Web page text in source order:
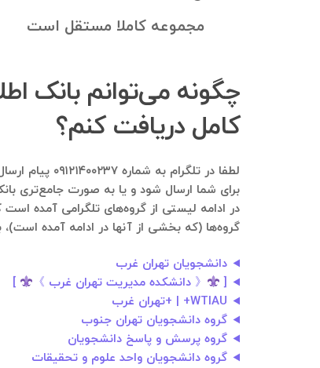
مجموعه کاملا مستقل است
چگونه می‌توانم بانک
کامل دریافت کنم؟
لطفا در
برای شما ارسال شود و یا به صورت جامع‌تری
در ادامه لیستی از گروه‌های تلگرامی آمده
گروه‌ها (که بخشی از آنها در ادامه آمده است)،
دانشجویان تهران غرب
[
《 دانشکده مدیریت تهران غرب 》
]
WTIAU+ | +تهران غرب
گروه دانشجویان تهران جنوب
گروه پرسش و پاسخ دانشجویان
گروه دانشجویان واحد علوم و تحقیقات